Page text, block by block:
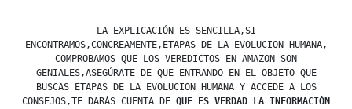
LA EXPLICACIÓN ES SENCILLA,SI
ENCONTRAMOS,CONCREAMENTE,ETAPAS DE LA EVOLUCION HUMANA,
COMPROBAMOS QUE LOS VEREDICTOS EN AMAZON SON
GENIALES,ASEGÚRATE DE QUE ENTRANDO EN EL OBJETO QUE
BUSCAS ETAPAS DE LA EVOLUCION HUMANA Y ACCEDE A LOS
CONSEJOS,TE DARÁS CUENTA DE QUE ES VERDAD LA INFORMACIÓN